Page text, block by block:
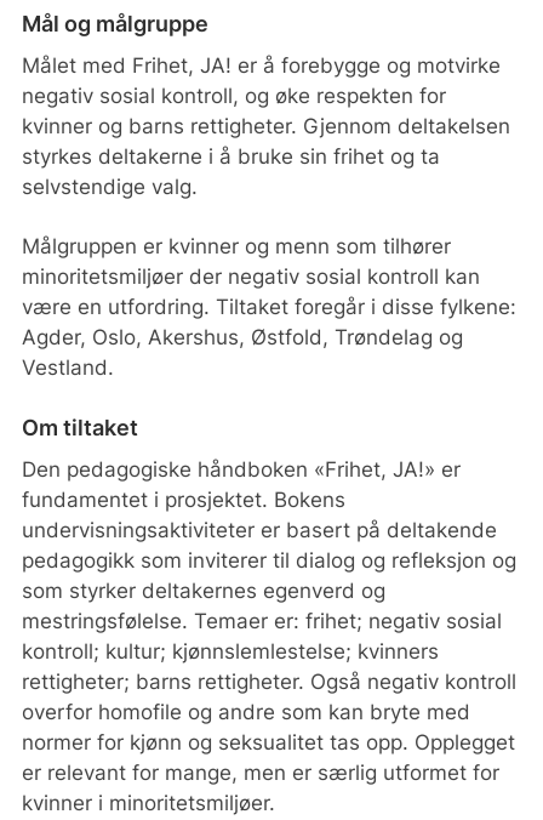
er ikke klar over hvilke rettigheter de har.
Uten bevisstgjøring kan den negative
sosiale kontrollen videreføres til nye
generasjoner til skade for individer,
familier, grupper og samfunn.
Tiltak
pedagogiske metoder
To-dagers grunnleggende «Frihet, JA!»
workshop
To-dagers kurslederkurs for kvinner som
vil organisere workshops i egne miljøer
organisert lokale workshops
Workshops for deltakere på
Voksenopplæringen i Oslo
Kampanjer og andre bevisstgjørende
aktiviteter
Resultat
Større bevisstgjøring rundt temaet
negativ sosial kontroll
Økt respekt for menneskerettighetene og
norsk lov i miljøer der negativ sosial
kontroll kan være en utfordring.
Økt frivillig innsats og
Mål og målgruppe
Målet med Frihet, JA! er å forebygge og motvirke
negativ sosial kontroll, og øke respekten for
kvinner og barns rettigheter. Gjennom deltakelsen
styrkes deltakerne i å bruke sin frihet og ta
selvstendige valg.
Målgruppen er kvinner og menn som tilhører
minoritetsmiljøer der negativ sosial kontroll kan
være en utfordring. Tiltaket foregår i disse fylkene:
Agder, Oslo, Akershus, Østfold, Trøndelag og
Vestland.
Om tiltaket
Den pedagogiske håndboken «Frihet, JA!» er
fundamentet i prosjektet. Bokens
undervisningsaktiviteter er basert på deltakende
pedagogikk som inviterer til dialog og refleksjon og
som styrker deltakernes egenverd og
mestringsfølelse. Temaer er: frihet; negativ sosial
kontroll; kultur; kjønnslemlestelse; kvinners
rettigheter; barns rettigheter. Også negativ kontroll
overfor homofile og andre som kan bryte med
normer for kjønn og seksualitet tas opp. Opplegget
er relevant for mange, men er særlig utformet for
kvinner i minoritetsmiljøer.